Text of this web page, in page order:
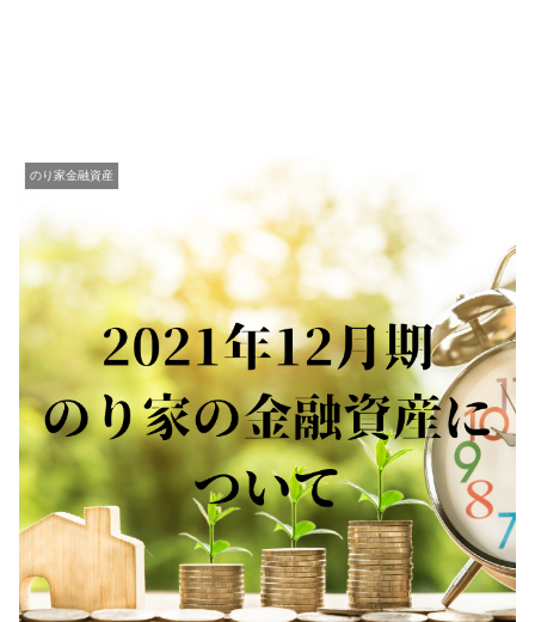
のり家金融資産